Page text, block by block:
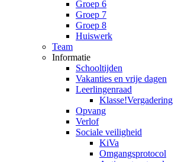
Groep 6
Groep 7
Groep 8
Huiswerk
Team
Informatie
Schooltijden
Vakanties en vrije dagen
Leerlingenraad
Klasse!Vergadering
Opvang
Verlof
Sociale veiligheid
KiVa
Omgangsprotocol